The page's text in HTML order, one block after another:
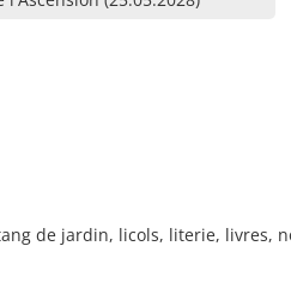
de jardin, licols, literie, livres,